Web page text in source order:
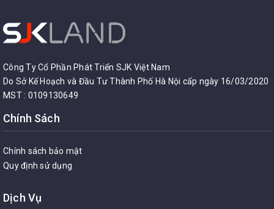
Công Ty Cổ Phần Phát Triển SJK Việt Nam
Do Sở Kế Hoạch và Đầu Tư Thành Phố Hà Nội cấp ngày 16/03/2020
MST : 0109130649
Chính Sách
Chính sách bảo mật
Quy định sử dụng
Dịch Vụ